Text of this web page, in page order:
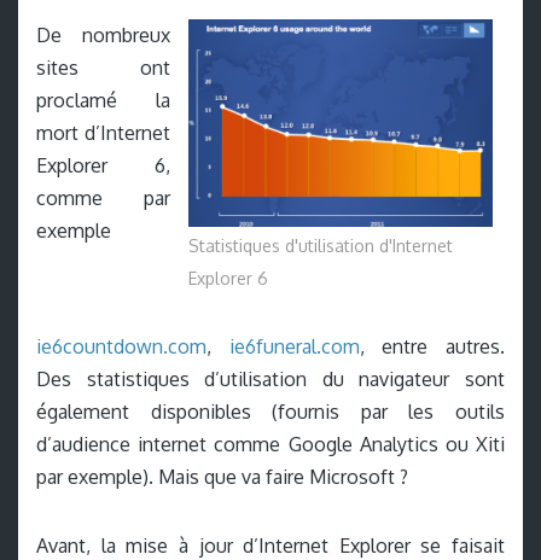
Statistiques d'utilisation d'Internet
Explorer 6
De nombreux
sites ont
proclamé la
mort d’Internet
Explorer 6,
comme par
exemple
ie6countdown.com, ie6funeral.com, entre autres.
Des statistiques d’utilisation du navigateur sont
également disponibles (fournis par les outils
d’audience internet comme Google Analytics ou Xiti
par exemple). Mais que va faire Microsoft ?
Avant, la mise à jour d’Internet Explorer se faisait